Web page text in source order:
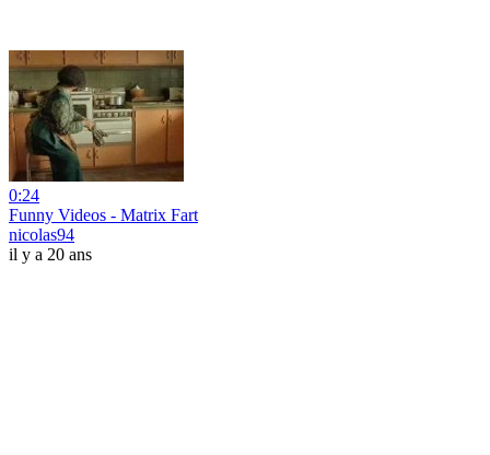
0:24
Funny Videos - Matrix Fart
nicolas94
il y a 20 ans